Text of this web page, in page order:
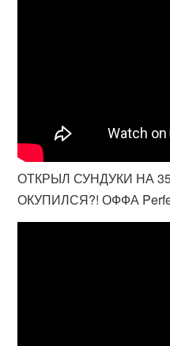
ОТКРЫЛ СУНДУКИ НА
ОКУПИЛСЯ?! ОФФА